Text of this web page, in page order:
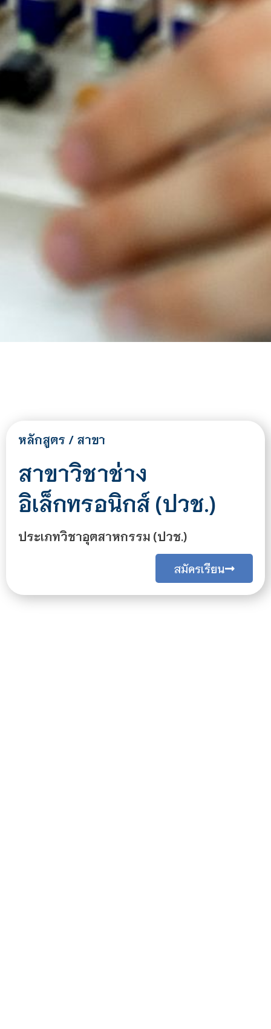
หลักสูตร / สาขา
สาขาวิชาช่าง
อิเล็กทรอนิกส์ (ปวช.)
ประเภทวิชาอุตสาหกรรม (ปวช.)
สมัครเรียน